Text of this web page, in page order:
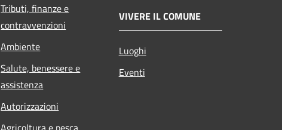
Tributi, finanze e
contravvenzioni
Ambiente
Salute, benessere e
assistenza
Autorizzazioni
VIVERE IL COMUNE
Luoghi
Eventi